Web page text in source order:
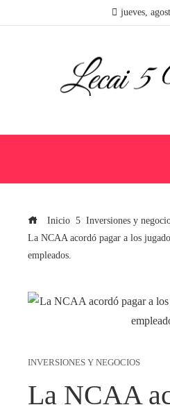
jueves,
Inicio
Inversiones y
La NCAA acordó pagar a los
empleados.
INVERSIONES Y NEGOCIOS
La NCAA